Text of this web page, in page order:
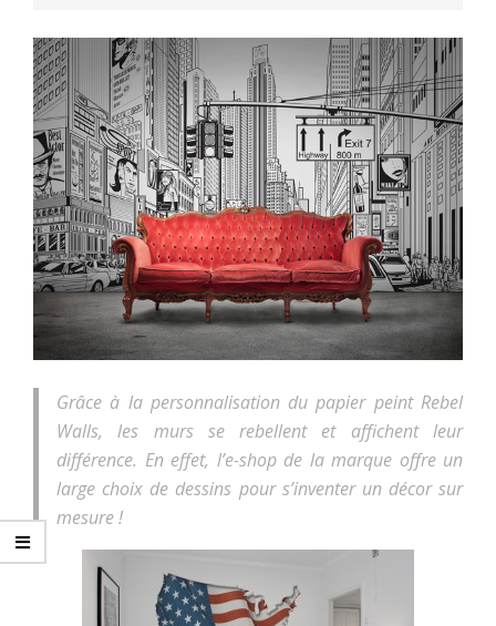
Grâce à la personnalisation du papier peint Rebel
Walls, les murs se rebellent et affichent leur
différence. En effet, l’e-shop de la marque offre un
large choix de dessins pour s’inventer un décor sur
mesure !